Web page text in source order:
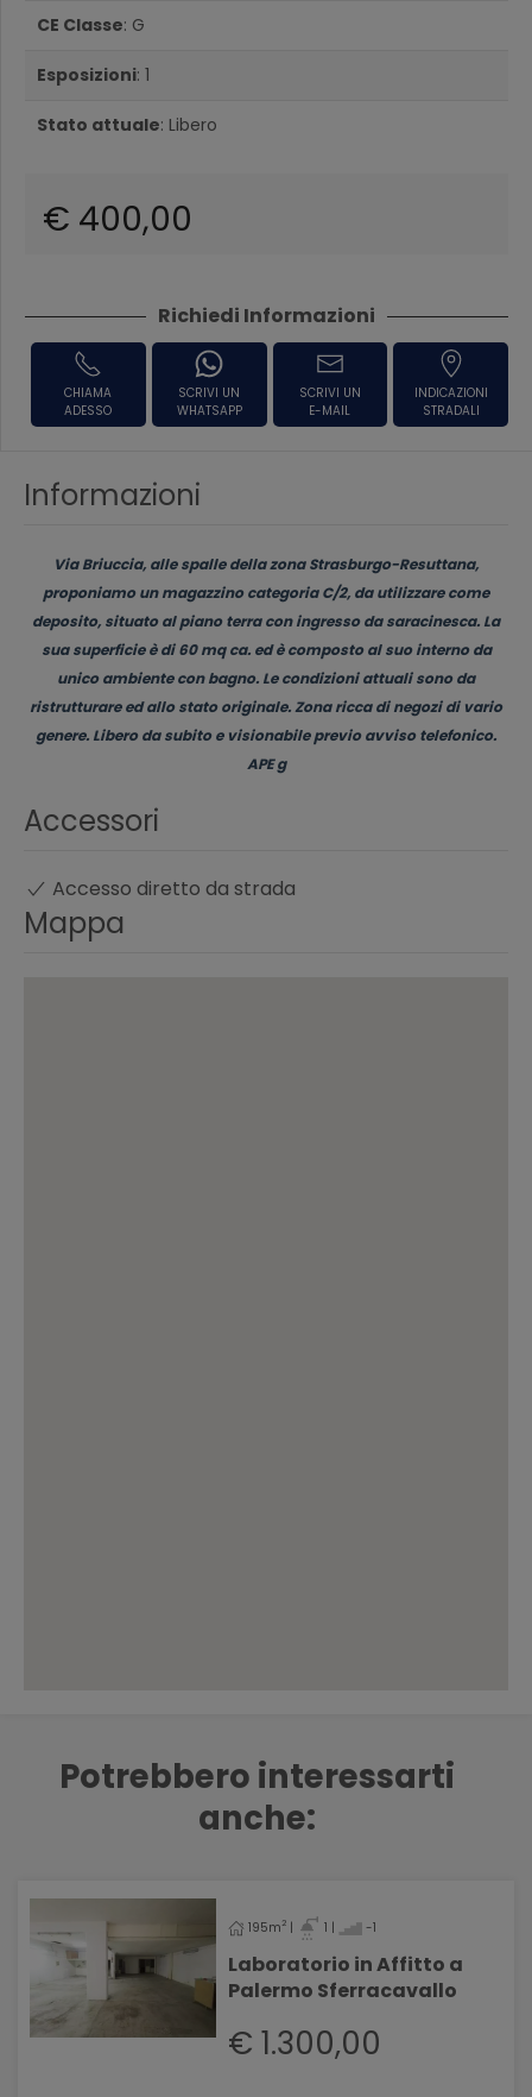
CE Classe: G
Esposizioni: 1
Stato attuale: Libero
€ 400,00
Richiedi Informazioni
CHIAMA
ADESSO
SCRIVI UN
WHATSAPP
SCRIVI UN
E-MAIL
INDICAZIONI
STRADALI
Informazioni
Via Briuccia, alle spalle della zona Strasburgo-Resuttana,
proponiamo un magazzino categoria C/2, da utilizzare come
deposito, situato al piano terra con ingresso da saracinesca. La
sua superficie è di 60 mq ca. ed è composto al suo interno da
unico ambiente con bagno. Le condizioni attuali sono da
ristrutturare ed allo stato originale. Zona ricca di negozi di vario
genere. Libero da subito e visionabile previo avviso telefonico.
APE g
Accessori
Accesso diretto da strada
Mappa
Potrebbero interessarti
anche:
195m2 | 1 | -1
Laboratorio in Affitto a
Palermo Sferracavallo
€ 1.300,00